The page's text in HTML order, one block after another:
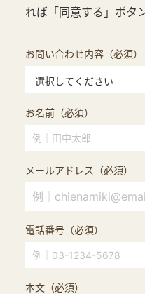
れば「同意する」ボタ
お問い合わせ内容（必須）
お名前（必須）
メールアドレス（必須）
電話番号（必須）
本文（必須）